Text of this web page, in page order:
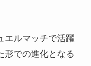
エルマッチで活躍
形での進化となる